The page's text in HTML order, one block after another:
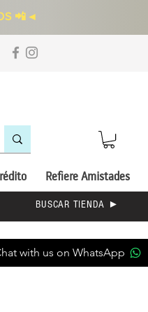
📲 ◄
Refiere Amistades
BUSCAR TIENDA ►
with us on WhatsApp